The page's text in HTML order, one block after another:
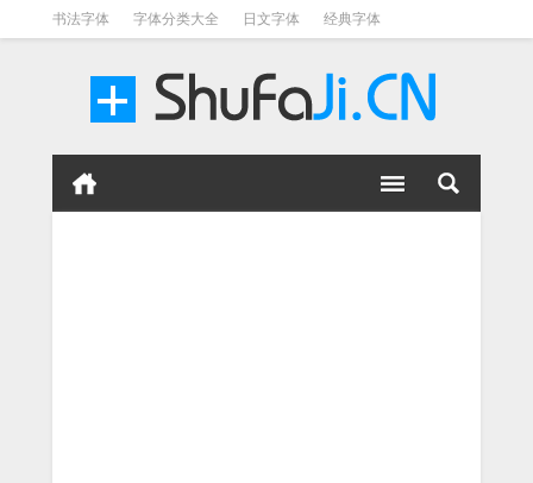
书法字体 字体分类大全 日文字体 经典字体